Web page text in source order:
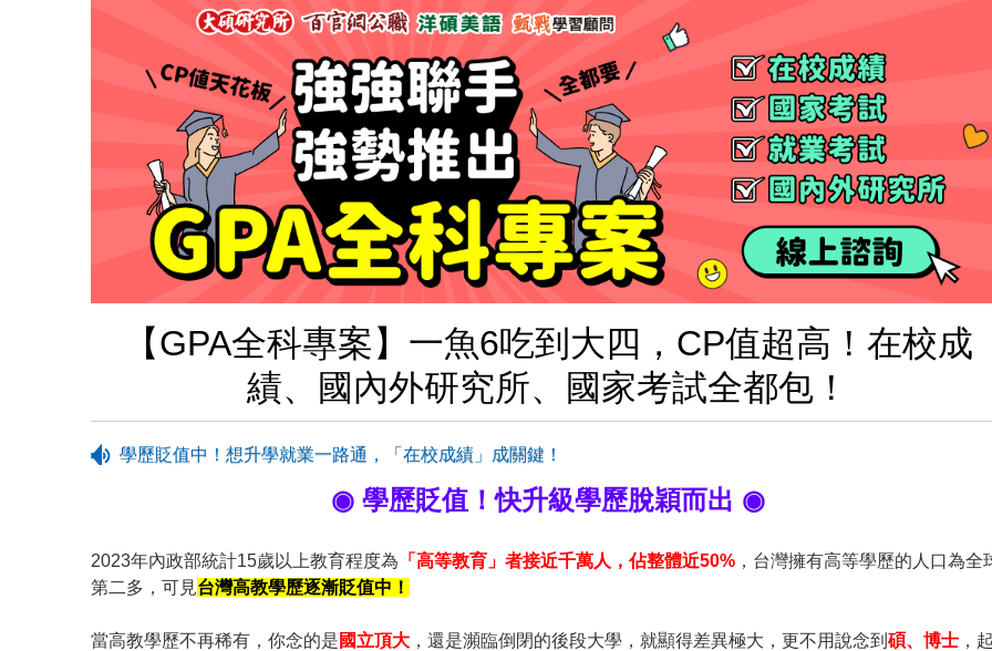
【GPA全科專案】一魚6吃到大四，CP值超高！在校成
績、國內外研究所、國家考試全都包！
學歷貶值中！想升學就業一路通，「在校成績」成關鍵！
◉ 學歷貶值！快升級學歷脫穎而出 ◉
2023年內政部統計15歲以上教育程度為 「高等教育」者接近千萬人，佔整體近50% ，台灣擁有高等學歷的人口為全
第二多，可見台灣高教學歷逐漸貶值中！
當高教學歷不再稀有，你念的是 國立頂大 ，還是瀕臨倒閉的後段大學，就顯得差異極大，更不用說念到 碩、博士 ，